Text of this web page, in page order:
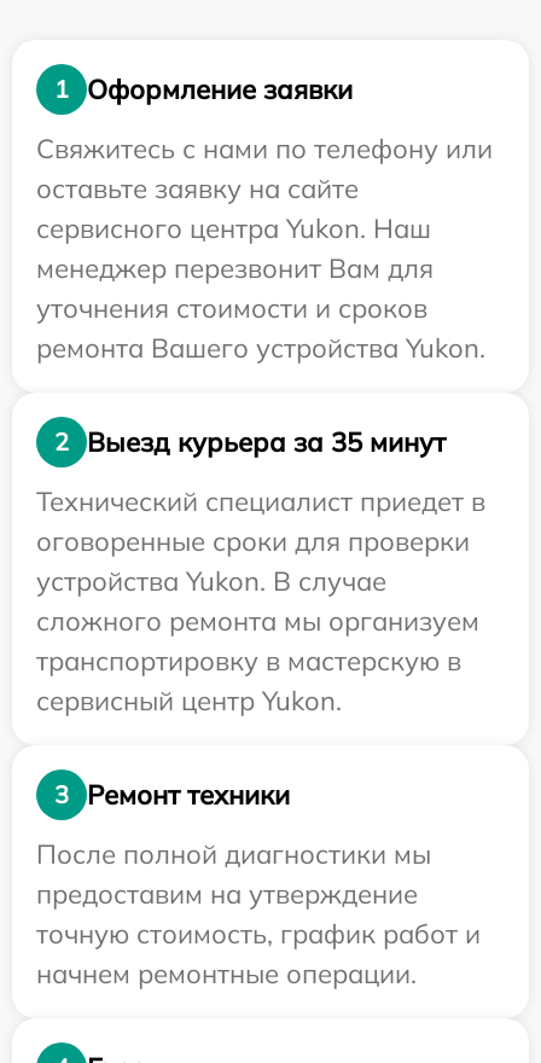
1
Оформление заявки
Свяжитесь с нами по телефону или
оставьте заявку на сайте
сервисного центра Yukon. Наш
менеджер перезвонит Вам для
уточнения стоимости и сроков
ремонта Вашего устройства Yukon.
2
Выезд курьера за 35 минут
Технический специалист приедет в
оговоренные сроки для проверки
устройства Yukon. В случае
сложного ремонта мы организуем
транспортировку в мастерскую в
сервисный центр Yukon.
3
Ремонт техники
После полной диагностики мы
предоставим на утверждение
точную стоимость, график работ и
начнем ремонтные операции.